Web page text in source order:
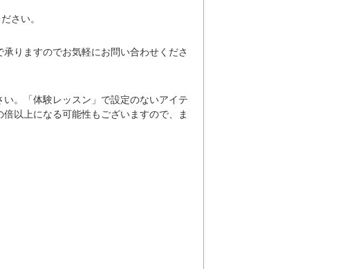
さい。
りますのでお気軽にお問い合わせくださ
い。「体験レッスン」で設定のないアイテ
以上になる可能性もございますので、ま